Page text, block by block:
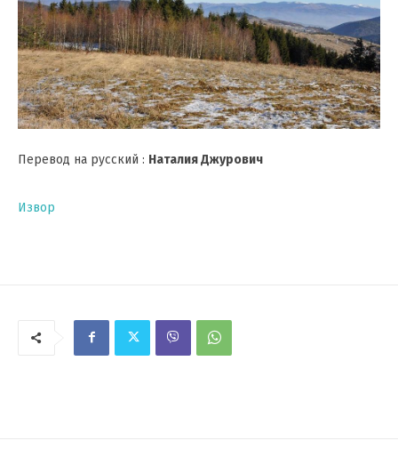
Перевод на русский : Наталия Джурович
Извор